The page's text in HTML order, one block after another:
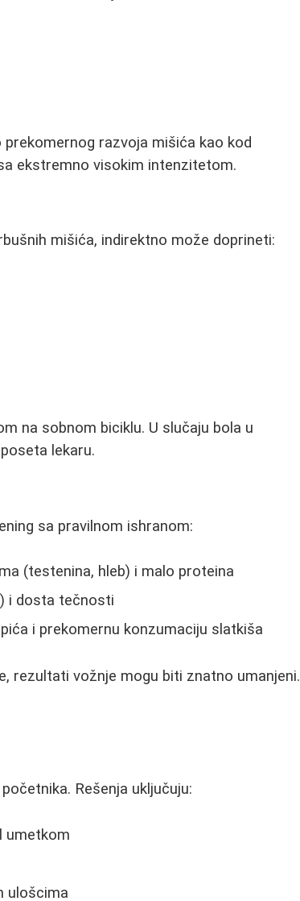
razvoja mišića kao kod
ekstremno visokim intenzitetom.
mišića, indirektno može doprineti:
na sobnom biciklu. U slučaju bola u
lekaru.
sa pravilnom ishranom:
(testenina, hleb) i malo proteina
i dosta tečnosti
i prekomernu konzumaciju slatkiša
rezultati vožnje mogu biti znatno umanjeni.
Rešenja uključuju:
umetkom
ulošcima